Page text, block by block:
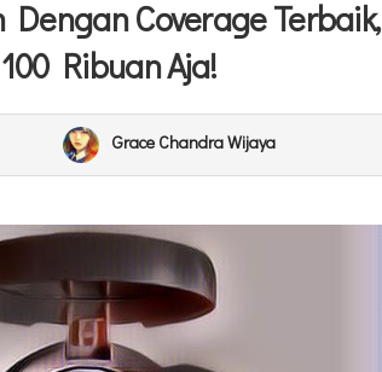
Coverage Terbaik,
Ribuan Aja!
Grace Chandra Wijaya